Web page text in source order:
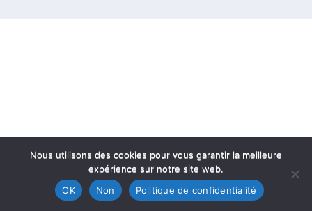
Nous utilisons des cookies pour vous garantir la meilleure
expérience sur notre site web.
OK
Non Politique de confidentialité